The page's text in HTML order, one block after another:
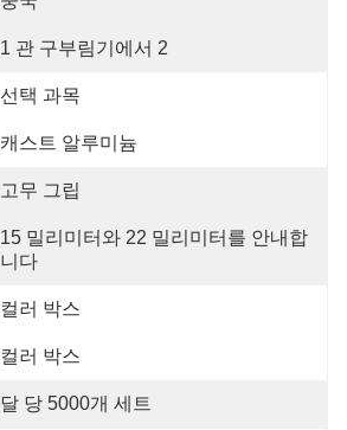
1 관 구부림기에서 2
선택 과목
캐스트 알루미늄
고무 그립
15 밀리미터와 22 밀리미터를 안내합
니다
컬러 박스
컬러 박스
달 당 5000개 세트